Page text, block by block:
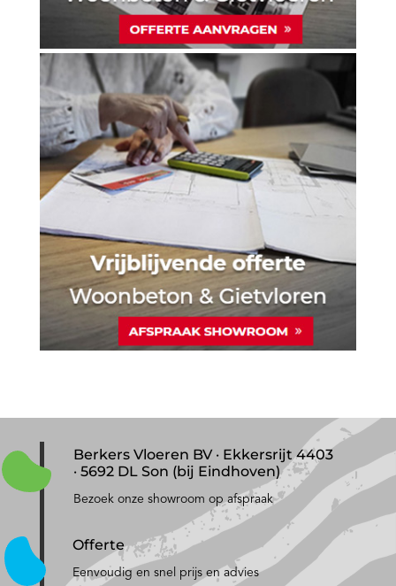
Berkers Vloeren BV · Ekkersrijt 4403
· 5692 DL Son (bij Eindhoven)
Bezoek onze showroom op afspraak
Offerte
Eenvoudig en snel prijs en advies